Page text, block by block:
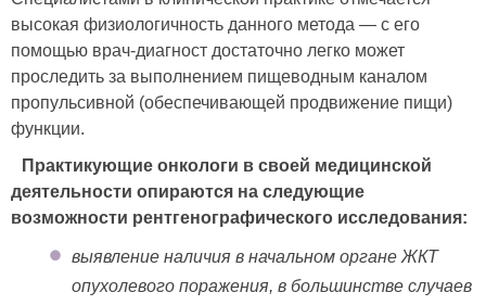
высокая физиологичность данного метода — с его
помощью врач-диагност достаточно легко может
проследить за выполнением пищеводным каналом
пропульсивной (обеспечивающей продвижение пищи)
функции.
Практикующие онкологи в своей медицинской
деятельности опираются на следующие
возможности рентгенографического исследования:
выявление наличия в начальном органе ЖКТ
опухолевого поражения, в большинстве случаев